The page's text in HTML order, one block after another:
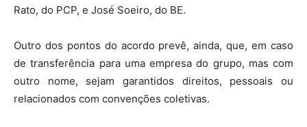
Rato, do PCP, e José Soeiro, do BE.
Outro dos pontos do acordo prevê, ainda, que, em caso
de transferência para uma empresa do grupo, mas com
outro nome, sejam garantidos direitos, pessoais ou
relacionados com convenções coletivas.